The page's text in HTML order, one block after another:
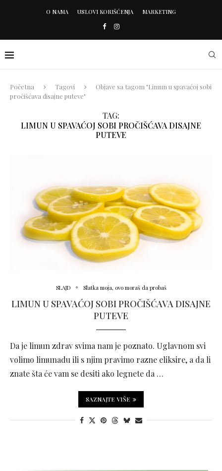
O NAMA USLOVI KORIŠĆENJA MARKETING
Početna Tagovi
Objave sa tagom "Limun u spavaćoj sobi
pročišćava disajne puteve"
TAG:
LIMUN U SPAVAĆOJ SOBI PROČIŠĆAVA DISAJNE
PUTEVE
SLAJD Slatka moja, ovo moraš da probaš
LIMUN U SPAVAĆOJ SOBI PROČIŠĆAVA DISAJNE
PUTEVE
Da je limun zdrav svima nam je poznato. Uglavnom svi
volimo limunadu ili s njim pravimo razne eliksire, a da li
znate šta će vam se desiti ako legnete da …
SAZNAJTE VIŠE